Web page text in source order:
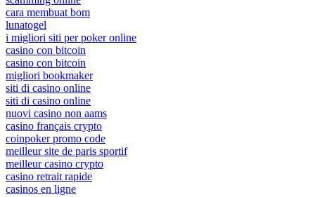
cara membuat bom
lunatogel
i migliori siti per poker online
casino con bitcoin
casino con bitcoin
migliori bookmaker
siti di casino online
siti di casino online
nuovi casino non aams
casino français crypto
coinpoker promo code
meilleur site de paris sportif
meilleur casino crypto
casino retrait rapide
casinos en ligne